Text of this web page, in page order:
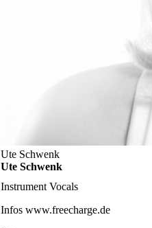
Ute Schwenk
Ute Schwenk
Instrument Vocals
Infos www.freecharge.de